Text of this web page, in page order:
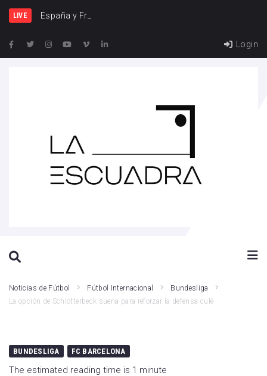
LIVE España y Francia, una rivali
Login
Noticias de Fútbol Fútbol Internacional
Bundesliga
La opción de Schlotterbeck suena para reforzar la defensa culé
BUNDESLIGA FC BARCELONA
The estimated reading time is 1 minute